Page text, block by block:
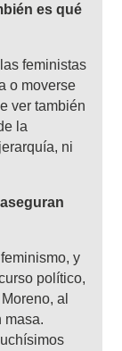
es qué
feministas
o moverse
ver también
la
ni
y
político,
al
masa.